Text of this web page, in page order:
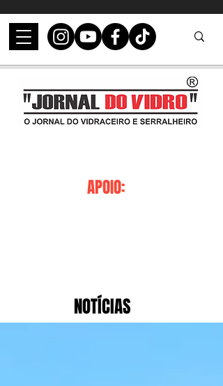
APOIO:
NOTÍCIAS